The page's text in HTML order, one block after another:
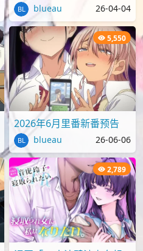
blueau 26-04-04
5,550
2026年6月里番新番预告
blueau 26-06-06
2,789